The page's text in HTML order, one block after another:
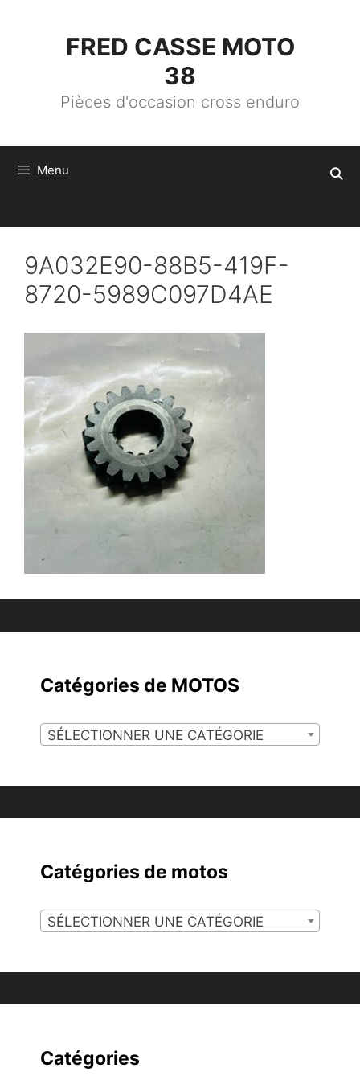
FRED CASSE MOTO
38
Pièces d'occasion cross enduro
Menu
9A032E90-88B5-419F-
8720-5989C097D4AE
Catégories de MOTOS
SÉLECTIONNER UNE CATÉGORIE
Catégories de motos
SÉLECTIONNER UNE CATÉGORIE
Catégories